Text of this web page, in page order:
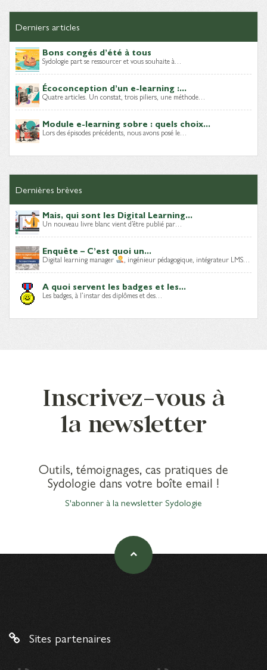
Derniers articles
Bons congés d’été à tous
Sydologie part se ressourcer et vous souhaite à…
Écoconception d’un e-learning :...
Quatre articles. Un constat, trois piliers, une méthode…
Module e-learning sobre : quels choix...
Lors des épisodes précédents, nous avons posé le…
Dernières brèves
Mais, qui sont les Digital Learning...
Un nouveau livre blanc vient d’être publié par…
Enquête – C’est quoi un...
Digital learning manager , ingénieur pédagogique, intégrateur LMS…
A quoi servent les badges et les...
Les badges, à l’instar des diplômes et des…
Inscrivez-vous à
la newsletter
Outils, témoignages, cas pratiques de
Sydologie dans votre boîte email !
S'abonner à la newsletter Sydologie
Sites partenaires